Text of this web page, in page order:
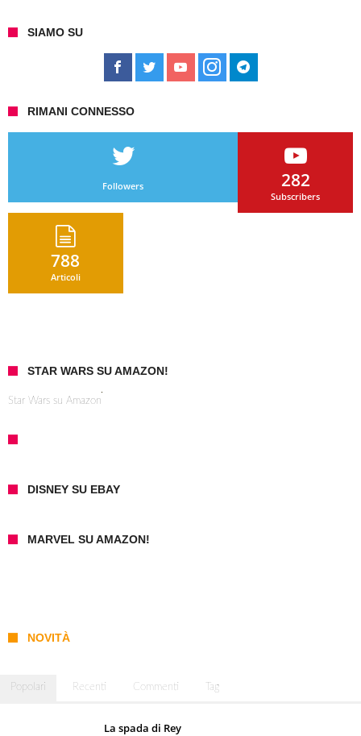
SIAMO SU
RIMANI CONNESSO
Followers 282
Subscribers
788
Articoli
STAR WARS SU AMAZON!
Star Wars su Amazon
DISNEY SU EBAY
MARVEL SU AMAZON!
NOVITÀ
Popolari Recenti Commenti Tag
La spada di Rey